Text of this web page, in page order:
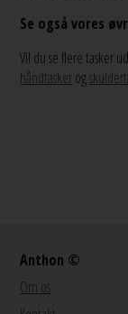
Se også vores
Vil du se flere tasker
håndtaskerog
Anthon ©
Om os